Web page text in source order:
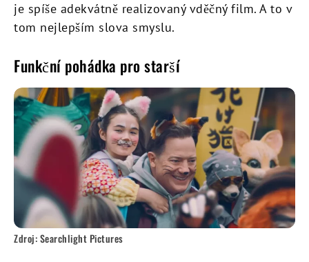
je spíše adekvátně realizovaný vděčný film. A to v
tom nejlepším slova smyslu.
Funkční pohádka pro starší
Zdroj: Searchlight Pictures